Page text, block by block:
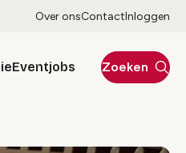
Over onsContactInloggen
Eventjobs Zoeken